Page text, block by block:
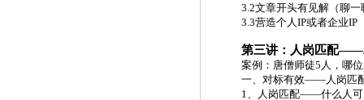
3.2文章开头有见解（聊
3.3营造个人IP或者企业IP
第三讲：人岗匹配——
案例：唐僧师徒5人，哪
一、对标有效——人岗匹
1、人岗匹配——什么人可